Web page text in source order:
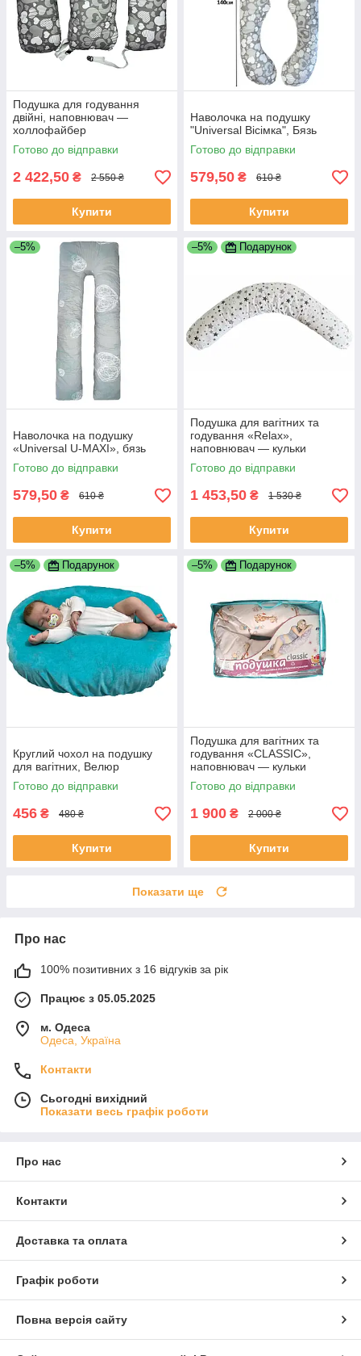
Подушка для годування
двійні, наповнювач —
холлофайбер
Готово до відправки
2 422,50 ₴ 2 550 ₴
Купити
Наволочка на подушку
"Universal Вісімка", Бязь
Готово до відправки
579,50 ₴ 610 ₴
Купити
–5%
Наволочка на подушку
«Universal U-MAXI», бязь
Готово до відправки
579,50 ₴ 610 ₴
Купити
–5% Подарунок
Подушка для вагітних та
годування «Relax»,
наповнювач — кульки
Готово до відправки
1 453,50 ₴ 1 530 ₴
Купити
–5% Подарунок
Круглий чохол на подушку
для вагітних, Велюр
Готово до відправки
456 ₴ 480 ₴
Купити
–5% Подарунок
Подушка для вагітних та
годування «CLASSIC»,
наповнювач — кульки
Готово до відправки
1 900 ₴ 2 000 ₴
Купити
Показати ще
Про нас
100% позитивних з 16 відгуків за рік
Працює з 05.05.2025
м. Одеса
Одеса, Україна
Контакти
Сьогодні вихідний
Показати весь графік роботи
Про нас
Контакти
Доставка та оплата
Графік роботи
Повна версія сайту